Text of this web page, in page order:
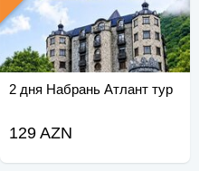
2 дня Набрань Атлант тур
129 AZN